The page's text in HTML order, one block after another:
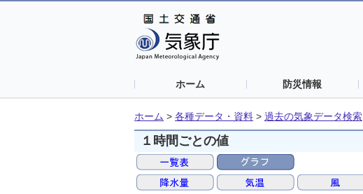
ホーム 防災情報
ホーム > 各種データ・資料 > 過去の気象データ検索
１時間ごとの値